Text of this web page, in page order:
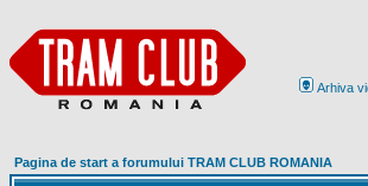
Arhiva
Pagina de start a forumului TRAM CLUB ROMANIA